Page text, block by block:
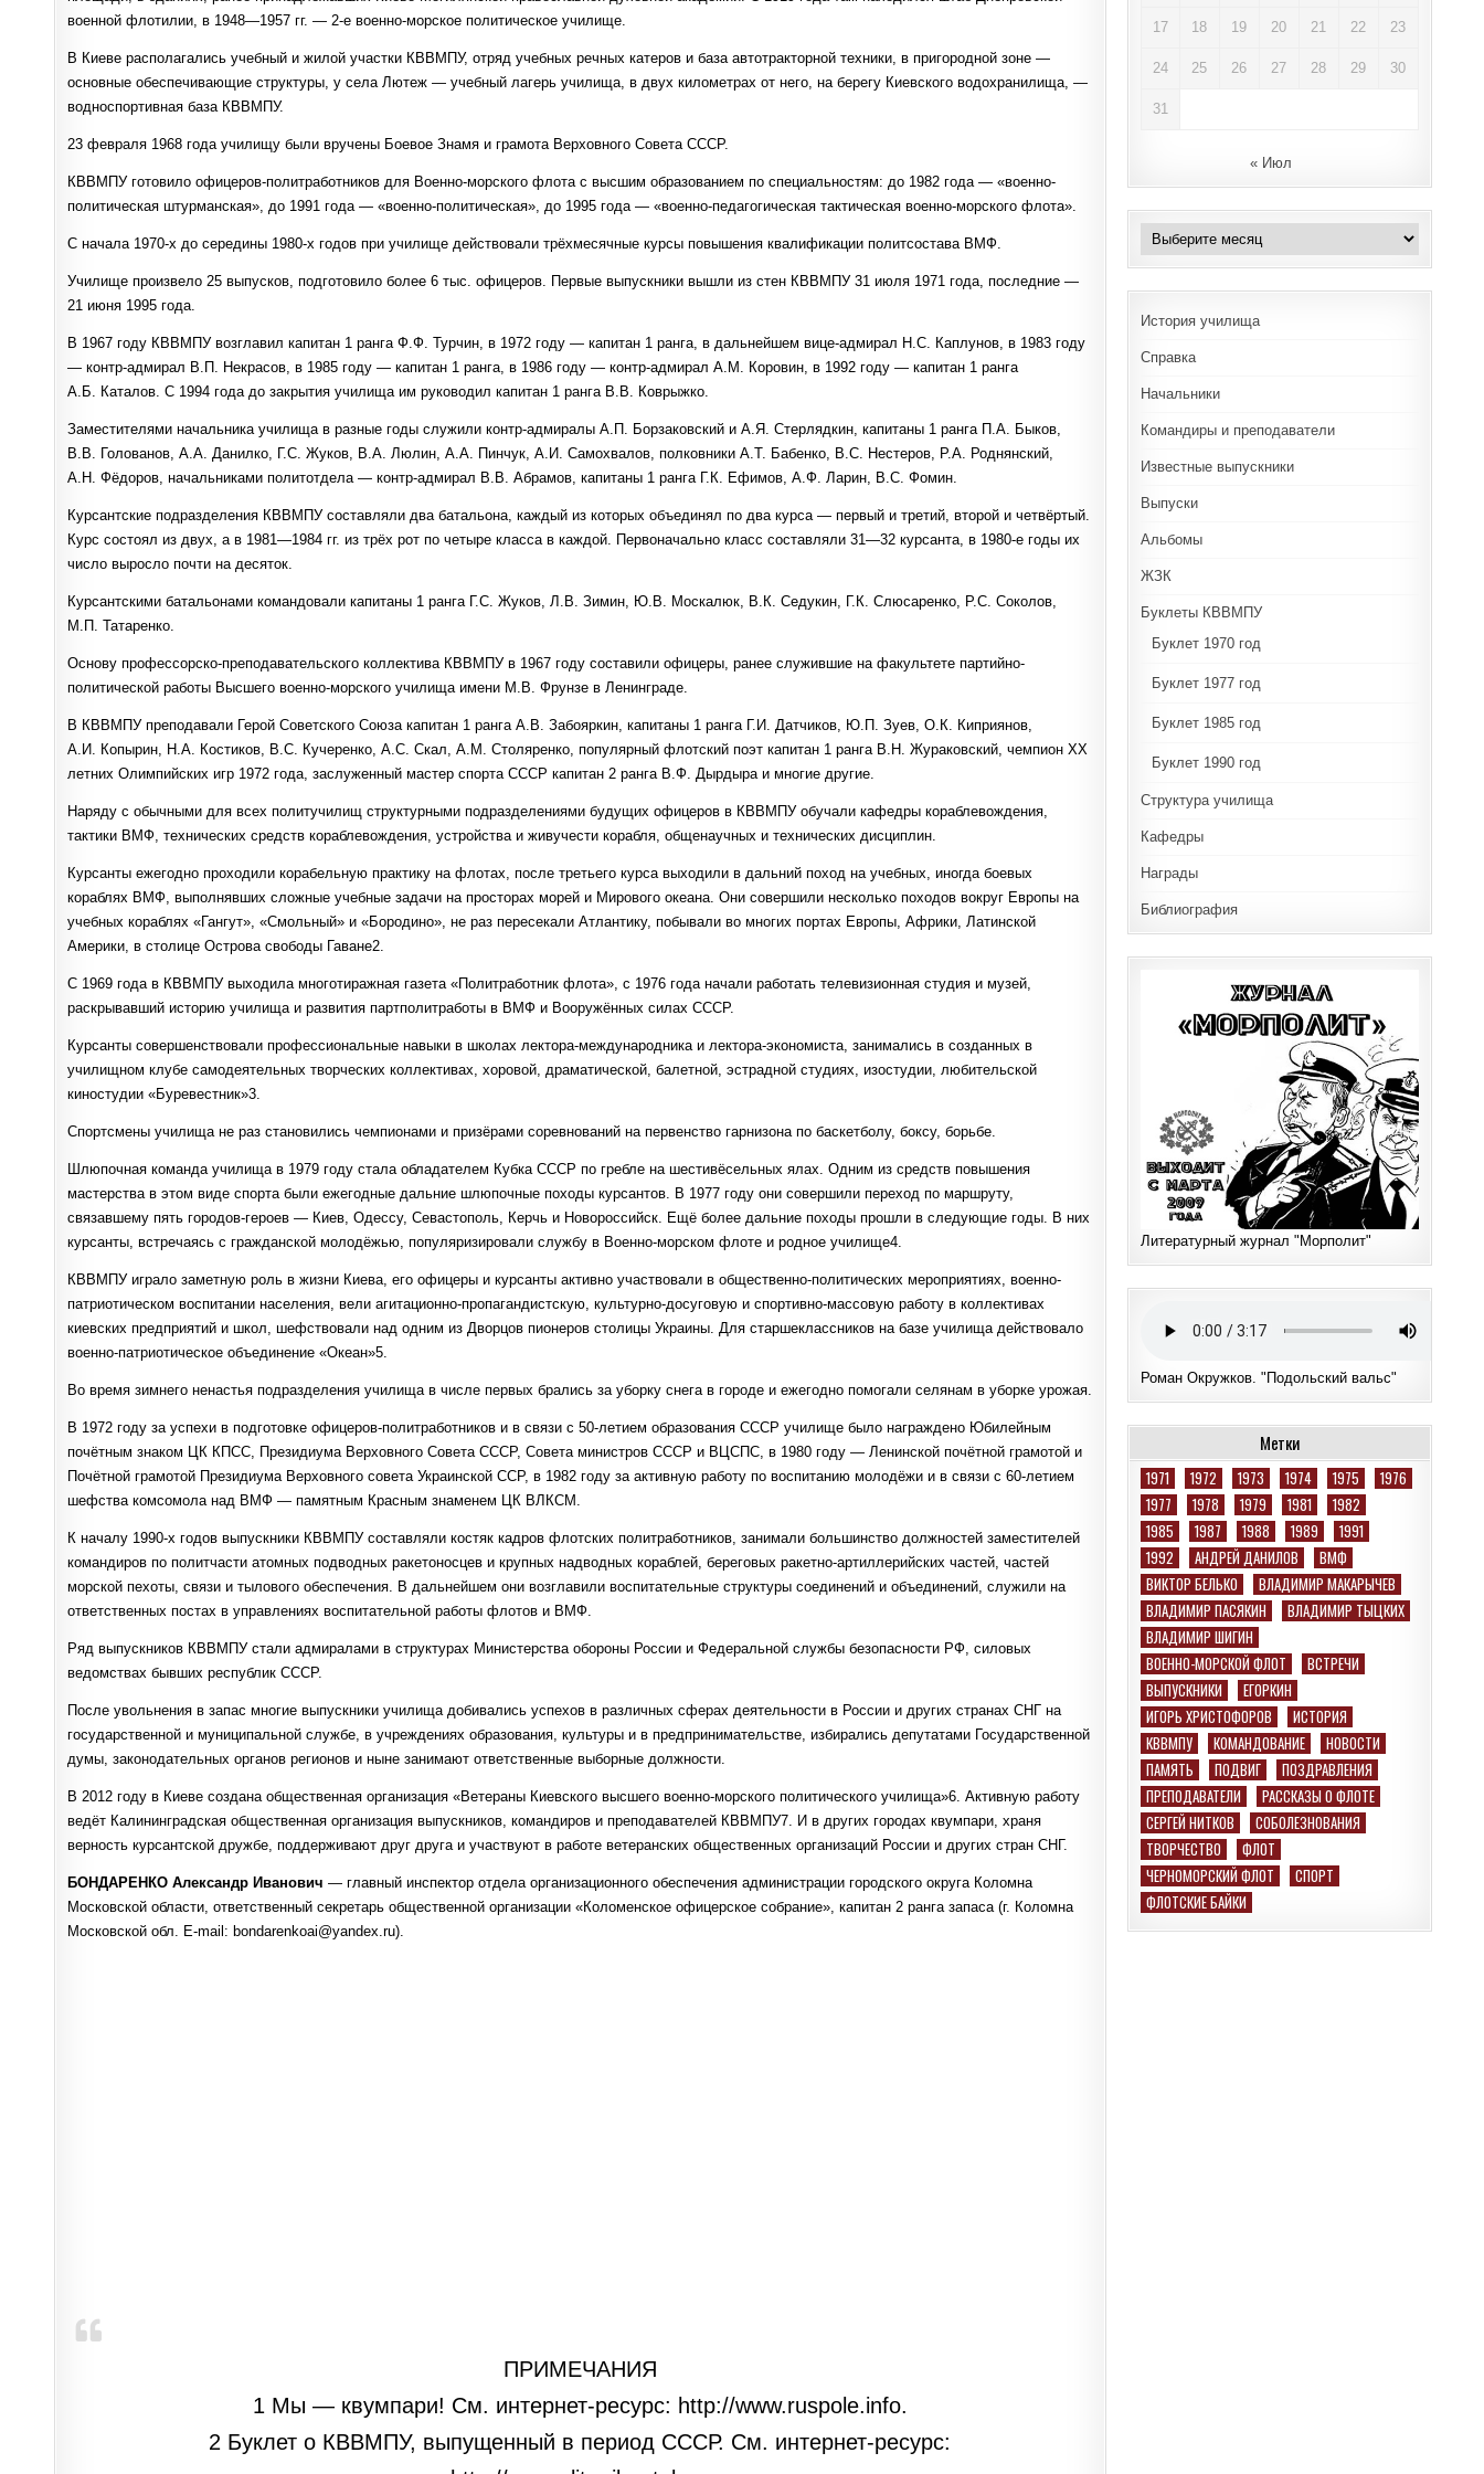
военной флотилии, в 1948—1957 гг. — 2-е военно-морское политическое училище.
В Киеве располагались учебный и жилой участки КВВМПУ, отряд учебных речных катеров и база автотракторной техники, в пригородной зоне —
основные обеспечивающие структуры, у села Лютеж — учебный лагерь училища, в двух километрах от него, на берегу Киевского водохранилища, —
водноспортивная база КВВМПУ.
23 февраля 1968 года училищу были вручены Боевое Знамя и грамота Верховного Совета СССР.
КВВМПУ готовило офицеров-политработников для Военно-морского флота с высшим образованием по специальностям: до 1982 года — «военно-
политическая штурманская», до 1991 года — «военно-политическая», до 1995 года — «военно-педагогическая тактическая военно-морского флота».
С начала 1970-х до середины 1980-х годов при училище действовали трёхмесячные курсы повышения квалификации политсостава ВМФ.
Училище произвело 25 выпусков, подготовило более 6 тыс. офицеров. Первые выпускники вышли из стен КВВМПУ 31 июля 1971 года, последние —
21 июня 1995 года.
В 1967 году КВВМПУ возглавил капитан 1 ранга Ф.Ф. Турчин, в 1972 году — капитан 1 ранга, в дальнейшем вице-адмирал Н.С. Каплунов, в 1983 году
— контр-адмирал В.П. Некрасов, в 1985 году — капитан 1 ранга, в 1986 году — контр-адмирал А.М. Коровин, в 1992 году — капитан 1 ранга
А.Б. Каталов. С 1994 года до закрытия училища им руководил капитан 1 ранга В.В. Коврыжко.
Заместителями начальника училища в разные годы служили контр-адмиралы А.П. Борзаковский и А.Я. Стерлядкин, капитаны 1 ранга П.А. Быков,
В.В. Голованов, А.А. Данилко, Г.С. Жуков, В.А. Люлин, А.А. Пинчук, А.И. Самохвалов, полковники А.Т. Бабенко, В.С. Нестеров, Р.А. Роднянский,
А.Н. Фёдоров, начальниками политотдела — контр-адмирал В.В. Абрамов, капитаны 1 ранга Г.К. Ефимов, А.Ф. Ларин, В.С. Фомин.
Курсантские подразделения КВВМПУ составляли два батальона, каждый из которых объединял по два курса — первый и третий, второй и четвёртый.
Курс состоял из двух, а в 1981—1984 гг. из трёх рот по четыре класса в каждой. Первоначально класс составляли 31—32 курсанта, в 1980-е годы их
число выросло почти на десяток.
Курсантскими батальонами командовали капитаны 1 ранга Г.С. Жуков, Л.В. Зимин, Ю.В. Москалюк, В.К. Седукин, Г.К. Слюсаренко, Р.С. Соколов,
М.П. Татаренко.
Основу профессорско-преподавательского коллектива КВВМПУ в 1967 году составили офицеры, ранее служившие на факультете партийно-
политической работы Высшего военно-морского училища имени М.В. Фрунзе в Ленинграде.
В КВВМПУ преподавали Герой Советского Союза капитан 1 ранга А.В. Забояркин, капитаны 1 ранга Г.И. Датчиков, Ю.П. Зуев, О.К. Киприянов,
А.И. Копырин, Н.А. Костиков, В.С. Кучеренко, А.С. Скал, А.М. Столяренко, популярный флотский поэт капитан 1 ранга В.Н. Жураковский, чемпион XX
летних Олимпийских игр 1972 года, заслуженный мастер спорта СССР капитан 2 ранга В.Ф. Дырдыра и многие другие.
Наряду с обычными для всех политучилищ структурными подразделениями будущих офицеров в КВВМПУ обучали кафедры кораблевождения,
тактики ВМФ, технических средств кораблевождения, устройства и живучести корабля, общенаучных и технических дисциплин.
Курсанты ежегодно проходили корабельную практику на флотах, после третьего курса выходили в дальний поход на учебных, иногда боевых
кораблях ВМФ, выполнявших сложные учебные задачи на просторах морей и Мирового океана. Они совершили несколько походов вокруг Европы на
учебных кораблях «Гангут», «Смольный» и «Бородино», не раз пересекали Атлантику, побывали во многих портах Европы, Африки, Латинской
Америки, в столице Острова свободы Гаване2.
С 1969 года в КВВМПУ выходила многотиражная газета «Политработник флота», с 1976 года начали работать телевизионная студия и музей,
раскрывавший историю училища и развития партполитработы в ВМФ и Вооружённых силах СССР.
Курсанты совершенствовали профессиональные навыки в школах лектора-международника и лектора-экономиста, занимались в созданных в
училищном клубе самодеятельных творческих коллективах, хоровой, драматической, балетной, эстрадной студиях, изостудии, любительской
киностудии «Буревестник»3.
Спортсмены училища не раз становились чемпионами и призёрами соревнований на первенство гарнизона по баскетболу, боксу, борьбе.
Шлюпочная команда училища в 1979 году стала обладателем Кубка СССР по гребле на шестивёсельных ялах. Одним из средств повышения
мастерства в этом виде спорта были ежегодные дальние шлюпочные походы курсантов. В 1977 году они совершили переход по маршруту,
связавшему пять городов-героев — Киев, Одессу, Севастополь, Керчь и Новороссийск. Ещё более дальние походы прошли в следующие годы. В них
курсанты, встречаясь с гражданской молодёжью, популяризировали службу в Военно-морском флоте и родное училище4.
КВВМПУ играло заметную роль в жизни Киева, его офицеры и курсанты активно участвовали в общественно-политических мероприятиях, военно-
патриотическом воспитании населения, вели агитационно-пропагандистскую, культурно-досуговую и спортивно-массовую работу в коллективах
киевских предприятий и школ, шефствовали над одним из Дворцов пионеров столицы Украины. Для старшеклассников на базе училища действовало
военно-патриотическое объединение «Океан»5.
Во время зимнего ненастья подразделения училища в числе первых брались за уборку снега в городе и ежегодно помогали селянам в уборке урожая.
В 1972 году за успехи в подготовке офицеров-политработников и в связи с 50-летием образования СССР училище было награждено Юбилейным
почётным знаком ЦК КПСС, Президиума Верховного Совета СССР, Совета министров СССР и ВЦСПС, в 1980 году — Ленинской почётной грамотой и
Почётной грамотой Президиума Верховного совета Украинской ССР, в 1982 году за активную работу по воспитанию молодёжи и в связи с 60-летием
шефства комсомола над ВМФ — памятным Красным знаменем ЦК ВЛКСМ.
К началу 1990-х годов выпускники КВВМПУ составляли костяк кадров флотских политработников, занимали большинство должностей заместителей
командиров по политчасти атомных подводных ракетоносцев и крупных надводных кораблей, береговых ракетно-артиллерийских частей, частей
морской пехоты, связи и тылового обеспечения. В дальнейшем они возглавили воспитательные структуры соединений и объединений, служили на
ответственных постах в управлениях воспитательной работы флотов и ВМФ.
Ряд выпускников КВВМПУ стали адмиралами в структурах Министерства обороны России и Федеральной службы безопасности РФ, силовых
ведомствах бывших республик СССР.
После увольнения в запас многие выпускники училища добивались успехов в различных сферах деятельности в России и других странах СНГ на
государственной и муниципальной службе, в учреждениях образования, культуры и в предпринимательстве, избирались депутатами Государственной
думы, законодательных органов регионов и ныне занимают ответственные выборные должности.
В 2012 году в Киеве создана общественная организация «Ветераны Киевского высшего военно-морского политического училища»6. Активную работу
ведёт Калининградская общественная организация выпускников, командиров и преподавателей КВВМПУ7. И в других городах квумпари, храня
верность курсантской дружбе, поддерживают друг друга и участвуют в работе ветеранских общественных организаций России и других стран СНГ.
БОНДАРЕНКО Александр Иванович — главный инспектор отдела организационного обеспечения администрации городского округа Коломна
Московской области, ответственный секретарь общественной организации «Коломенское офицерское собрание», капитан 2 ранга запаса (г. Коломна
Московской обл. E-mail: bondarenkoai@yandex.ru).
ПРИМЕЧАНИЯ
1 Мы — квумпари! См. интернет-ресурс: http://www.ruspole.info.
2 Буклет о КВВМПУ, выпущенный в период СССР. См. интернет-ресурс:
17 18 19 20 21 22 23
24 25 26 27 28 29 30
31
« Июл
Архивы
История училища
Справка
Начальники
Командиры и преподаватели
Известные выпускники
Выпуски
Альбомы
ЖЗК
Буклеты КВВМПУ
Буклет 1970 год
Буклет 1977 год
Буклет 1985 год
Буклет 1990 год
Структура училища
Кафедры
Награды
Библиография
Литературный журнал "Морполит"
Роман Окружков. "Подольский вальс"
Метки
1971 1972 1973 1974 1975
1976
1977
1978 1979 1981
1982
1985
1987 1988 1989
1991
1992
АНДРЕЙ ДАНИЛОВ
ВМФ
ВИКТОР БЕЛЬКО
ВЛАДИМИР МАКАРЫЧЕВ
ВЛАДИМИР ПАСЯКИН
ВЛАДИМИР ТЫЦКИХ
ВЛАДИМИР ШИГИН
ВОЕННО-МОРСКОЙ ФЛОТ
ВСТРЕЧИ
ВЫПУСКНИКИ
ЕГОРКИН
ИГОРЬ ХРИСТОФОРОВ
ИСТОРИЯ
КВВМПУ
КОМАНДОВАНИЕ
НОВОСТИ
ПАМЯТЬ
ПОДВИГ
ПОЗДРАВЛЕНИЯ
ПРЕПОДАВАТЕЛИ
РАССКАЗЫ О ФЛОТЕ
СЕРГЕЙ НИТКОВ
СОБОЛЕЗНОВАНИЯ
ТВОРЧЕСТВО
ФЛОТ
ЧЕРНОМОРСКИЙ ФЛОТ
СПОРТ
ФЛОТСКИЕ БАЙКИ